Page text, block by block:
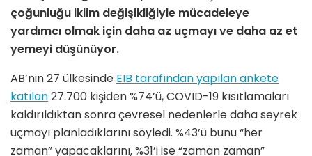
çoğunluğu iklim değişikliğiyle mücadeleye
yardımcı olmak için daha az uçmayı ve daha az et
yemeyi düşünüyor.
AB’nin 27 ülkesinde EIB tarafından yapılan ankete
katılan27.700 kişiden %74’ü, COVID-19 kısıtlamaları
kaldırıldıktan sonra çevresel nedenlerle daha seyrek
uçmayı planladıklarını söyledi. %43’ü bunu “her
zaman” yapacaklarını, %31’i ise “zaman zaman”